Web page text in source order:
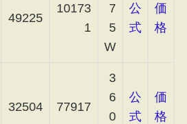
49225
10173
1
7
5
W
公
式
価
格
32504 77917
3
6
0
公
式
価
格